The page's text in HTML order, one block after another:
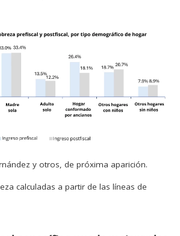
y otros, de próxima aparición.
calculadas a partir de las líneas de